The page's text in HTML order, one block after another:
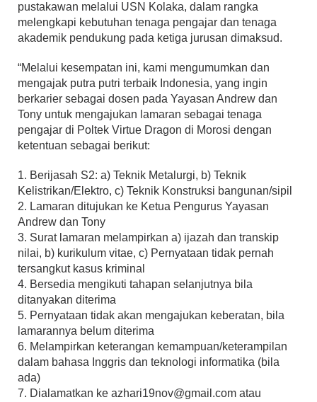
pustakawan melalui USN Kolaka, dalam rangka
melengkapi kebutuhan tenaga pengajar dan tenaga
akademik pendukung pada ketiga jurusan dimaksud.
“Melalui kesempatan ini, kami mengumumkan dan
mengajak putra putri terbaik Indonesia, yang ingin
berkarier sebagai dosen pada Yayasan Andrew dan
Tony untuk mengajukan lamaran sebagai tenaga
pengajar di Poltek Virtue Dragon di Morosi dengan
ketentuan sebagai berikut:
1. Berijasah S2: a) Teknik Metalurgi, b) Teknik
Kelistrikan/Elektro, c) Teknik Konstruksi bangunan/sipil
2. Lamaran ditujukan ke Ketua Pengurus Yayasan
Andrew dan Tony
3. Surat lamaran melampirkan a) ijazah dan transkip
nilai, b) kurikulum vitae, c) Pernyataan tidak pernah
tersangkut kasus kriminal
4. Bersedia mengikuti tahapan selanjutnya bila
ditanyakan diterima
5. Pernyataan tidak akan mengajukan keberatan, bila
lamarannya belum diterima
6. Melampirkan keterangan kemampuan/keterampilan
dalam bahasa Inggris dan teknologi informatika (bila
ada)
7. Dialamatkan ke azhari19nov@gmail.com atau